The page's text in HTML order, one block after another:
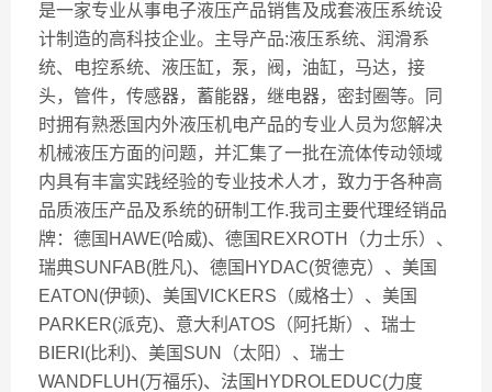
是一家专业从事电子液压产品销售及成套液压系统设
计制造的高科技企业。主导产品:液压系统、润滑系
统、电控系统、液压缸，泵，阀，油缸，马达，接
头，管件，传感器，蓄能器，继电器，密封圈等。同
时拥有熟悉国内外液压机电产品的专业人员为您解决
机械液压方面的问题，并汇集了一批在流体传动领域
内具有丰富实践经验的专业技术人才，致力于各种高
品质液压产品及系统的研制工作.我司主要代理经销品
牌：德国HAWE(哈威)、德国REXROTH（力士乐）、
瑞典SUNFAB(胜凡)、德国HYDAC(贺德克）、美国
EATON(伊顿)、美国VICKERS（威格士）、美国
PARKER(派克)、意大利ATOS（阿托斯）、瑞士
BIERI(比利)、美国SUN（太阳）、瑞士
WANDFLUH(万福乐)、法国HYDROLEDUC(力度